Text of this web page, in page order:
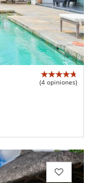
(4 opiniones)